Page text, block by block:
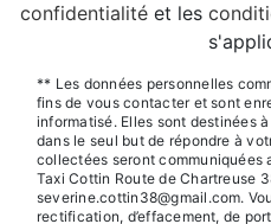
confidentialité et les
** Les données personnelles
fins de vous contacter et sont
informatisé. Elles sont destinées
dans le seul but de répondre à
collectées seront communiquées
Taxi Cottin Route de Chartreuse
severine.cottin38@gmail.com.
rectification, d’effacement, de